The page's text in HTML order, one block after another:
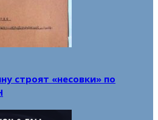
строят «несовки» по